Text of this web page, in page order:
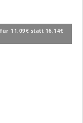
11,09€ statt 16,14€